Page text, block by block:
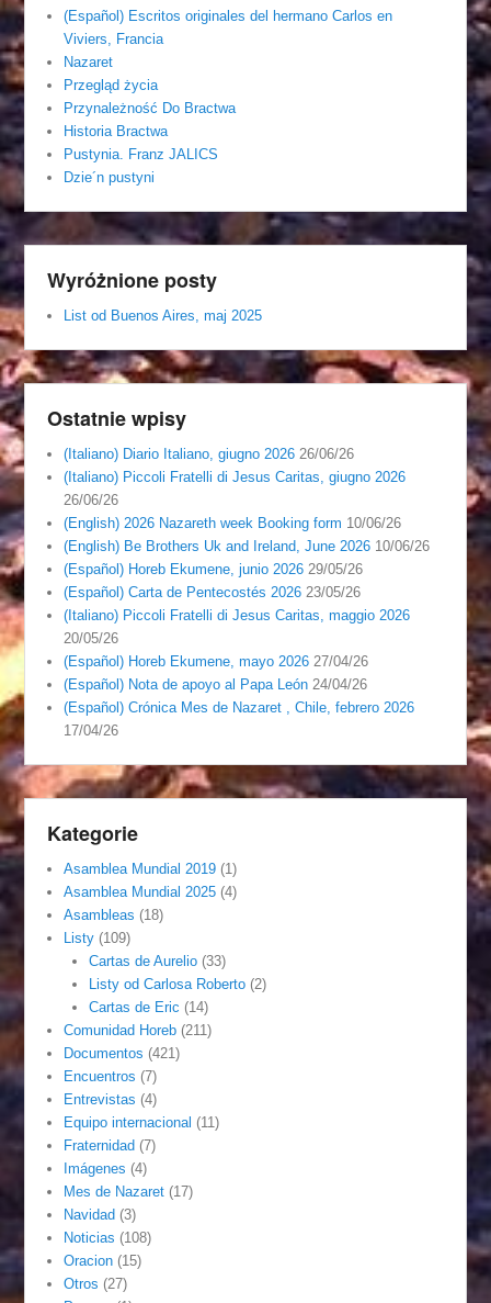
(Español) Escritos originales del hermano Carlos en
Viviers, Francia
Nazaret
Przegląd życia
Przynależność Do Bractwa
Historia Bractwa
Pustynia. Franz JALICS
Dzie´n pustyni
Wyróżnione posty
List od Buenos Aires, maj 2025
Ostatnie wpisy
(Italiano) Diario Italiano, giugno 2026 26/06/26
(Italiano) Piccoli Fratelli di Jesus Caritas, giugno 2026
26/06/26
(English) 2026 Nazareth week Booking form 10/06/26
(English) Be Brothers Uk and Ireland, June 2026 10/06/26
(Español) Horeb Ekumene, junio 2026 29/05/26
(Español) Carta de Pentecostés 2026 23/05/26
(Italiano) Piccoli Fratelli di Jesus Caritas, maggio 2026
20/05/26
(Español) Horeb Ekumene, mayo 2026 27/04/26
(Español) Nota de apoyo al Papa León 24/04/26
(Español) Crónica Mes de Nazaret , Chile, febrero 2026
17/04/26
Kategorie
Asamblea Mundial 2019 (1)
Asamblea Mundial 2025 (4)
Asambleas (18)
Listy (109)
Cartas de Aurelio(33)
Listy od Carlosa Roberto(2)
Cartas de Eric (14)
Comunidad Horeb (211)
Documentos (421)
Encuentros (7)
Entrevistas (4)
Equipo internacional (11)
Fraternidad (7)
Imágenes (4)
Mes de Nazaret (17)
Navidad (3)
Noticias (108)
Oracion (15)
Otros (27)